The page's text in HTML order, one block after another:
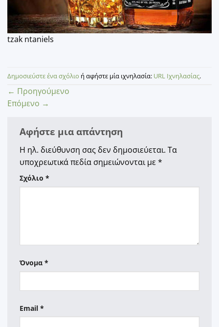
tzak ntaniels
Δημοσιεύστε ένα σχόλιο ή αφήστε μία ιχνηλασία: URL Ιχνηλασίας.
← Προηγούμενο
Επόμενο →
Αφήστε μια απάντηση
Η ηλ. διεύθυνση σας δεν δημοσιεύεται. Τα
υποχρεωτικά πεδία σημειώνονται με *
Σχόλιο *
Όνομα *
Email *